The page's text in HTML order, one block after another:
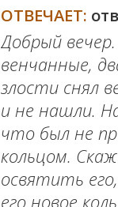
ОТВЕЧАЕТ:
Добрый
венчанные,
злости снял
и не нашли.
что был не
кольцом.
освятить
его новое